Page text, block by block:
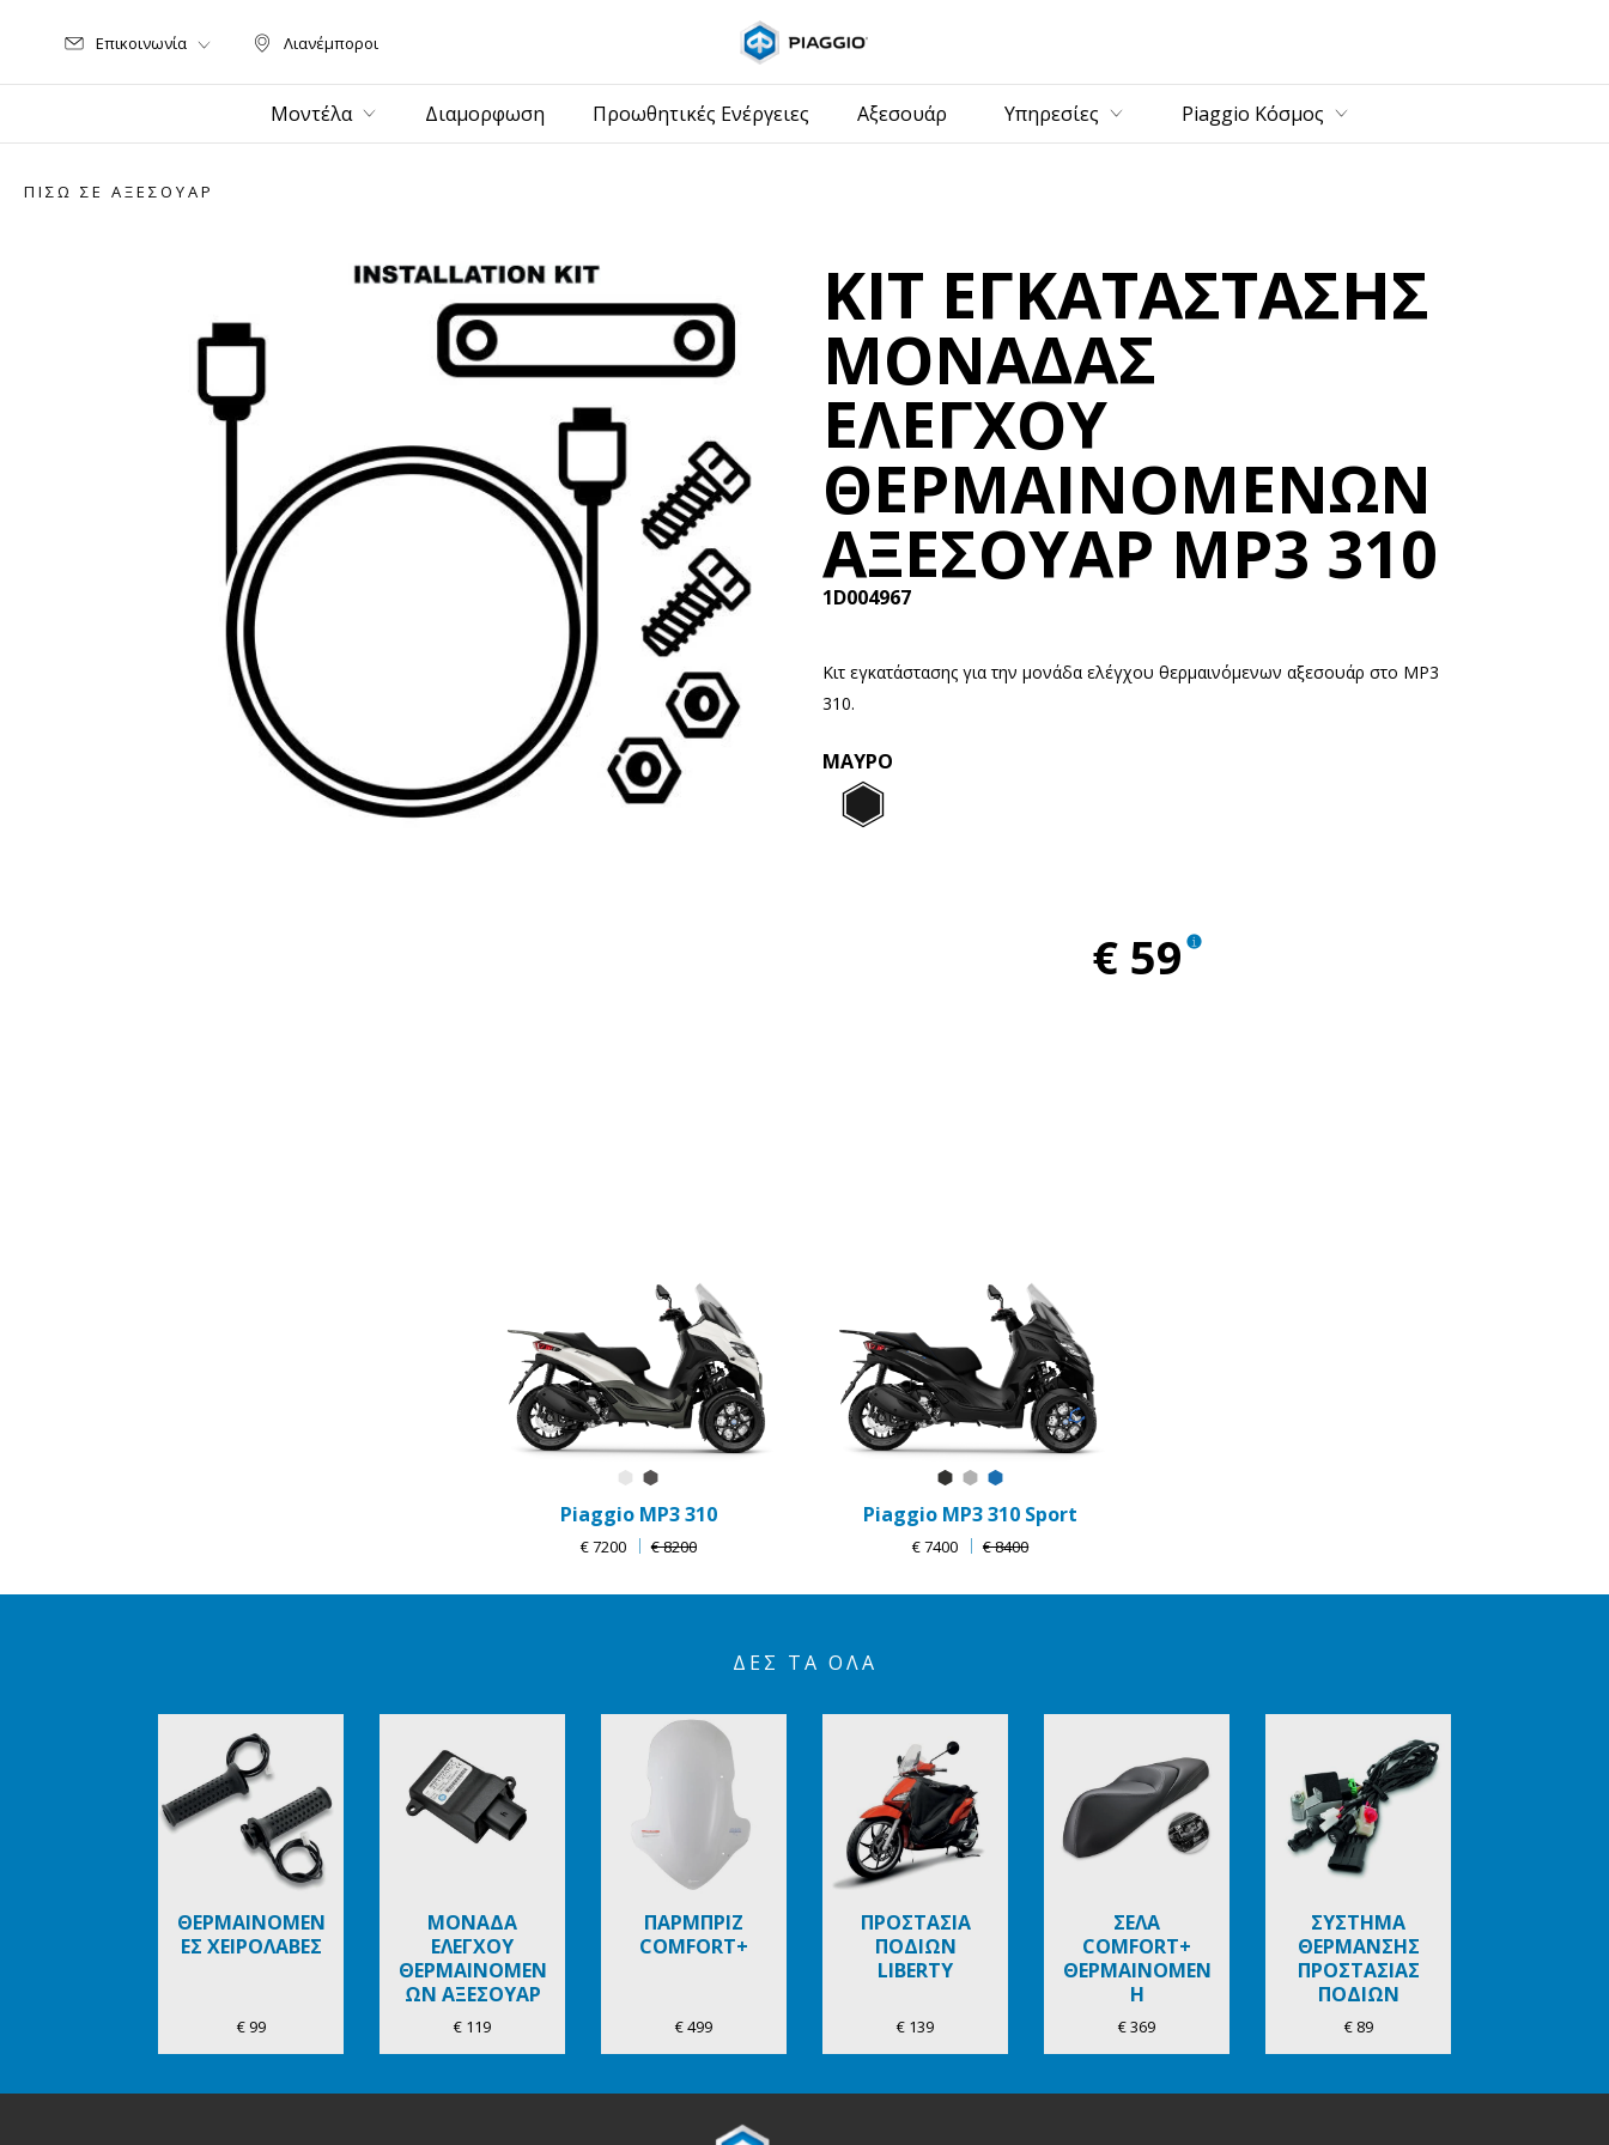
Λιανέμποροι
Λιανέμποροι
Επικοινωνία
Μοντέλα Διαμορφωση Προωθητικές Ενέργειες Αξεσουάρ Υπηρεσίες Piaggio Κόσμος
ΠΊΣΩ ΣΕ ΑΞΕΣΟΥΆΡ
ΚΙΤ ΕΓΚΑΤΑΣΤΑΣΗΣ
ΜΟΝΑΔΑΣ
ΕΛΕΓΧΟΥ
ΘΕΡΜAIΝΟΜΕΝΩΝ
ΑΞΕΣΟΥΑΡ MP3 310
1D004967
Κιτ εγκατάστασης για την μονάδα ελέγχου θερμαινόμενων αξεσουάρ στο MP3
310.
ΜΑΎΡΟ
€ 59
Bianco Luna
Piaggio MP3 310
€ 7200 € 8200
Nero Meteora
Grigio Mercurio
Piaggio MP3 310 Sport
€ 7400 € 8400
ΔΕΣ ΤΑ ΌΛΑ
ΘΕΡΜΑΙΝΟΜΕΝ
ΕΣ ΧΕΙΡΟΛΑΒΕΣ
€ 99
ΜΟΝΑΔΑ
ΕΛΕΓΧΟΥ
ΘΕΡΜΑΙΝΟΜΕΝ
ΩΝ ΑΞΕΣΟΥΑΡ
€ 119
ΠΑΡΜΠΡΙΖ
COMFORT+
€ 499
ΠΡΟΣΤΑΣΙΑ
ΠΟΔΙΩΝ
LIBERTY
€ 139
ΣΕΛΑ
COMFORT+
ΘΕΡΜΑΙΝΟΜΕΝ
Η
€ 369
ΣΥΣΤΗΜΑ
ΘΕΡΜΑΝΣΗΣ
ΠΡΟΣΤΑΣΙΑΣ
ΠΟΔΙΩΝ
€ 89
Item